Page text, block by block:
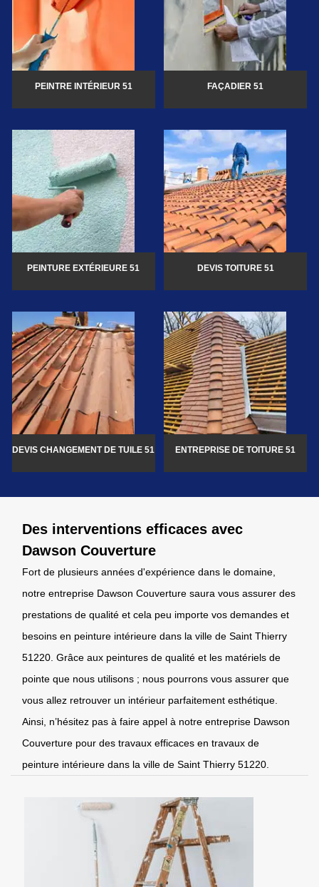
PEINTRE INTÉRIEUR 51 FAÇADIER 51
PEINTURE EXTÉRIEURE 51 DEVIS TOITURE 51
DEVIS CHANGEMENT DE TUILE 51 ENTREPRISE DE TOITURE 51
Des interventions efficaces avec
Dawson Couverture
Fort de plusieurs années d'expérience dans le domaine,
notre entreprise Dawson Couverture saura vous assurer des
prestations de qualité et cela peu importe vos demandes et
besoins en peinture intérieure dans la ville de Saint Thierry
51220. Grâce aux peintures de qualité et les matériels de
pointe que nous utilisons ; nous pourrons vous assurer que
vous allez retrouver un intérieur parfaitement esthétique.
Ainsi, n’hésitez pas à faire appel à notre entreprise Dawson
Couverture pour des travaux efficaces en travaux de
peinture intérieure dans la ville de Saint Thierry 51220.